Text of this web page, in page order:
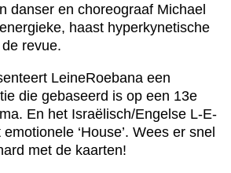
danser en choreograaf Michael
haast hyperkynetische
revue.
LeineRoebana een
die gebaseerd is op een 13e
En het Israëlisch/Engelse L-E-
‘House’. Wees er snel
met de kaarten!